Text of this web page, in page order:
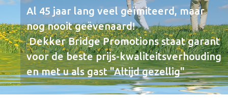
Home
Bestemmingen
Theater
Webshop
Nieuwsbrief
Al 45 jaar lang veel geïmiteerd, maar
nog nooit geëvenaard!
Dekker Bridge Promotions staat garant
voor de beste prijs-kwaliteitsverhouding
en met u als gast "Altijd gezellig"